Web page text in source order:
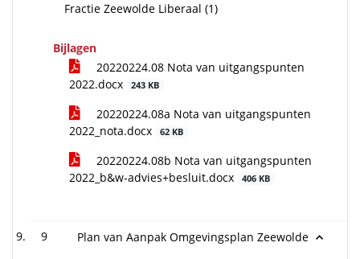
Fractie Zeewolde Liberaal (1)
Bijlagen
20220224.08 Nota van uitgangspunten
2022.docx
243 KB
20220224.08a Nota van uitgangspunten
2022_nota.docx
62 KB
20220224.08b Nota van uitgangspunten
2022_b&w-advies+besluit.docx
406 KB
9
Plan van Aanpak Omgevingsplan Zeewolde